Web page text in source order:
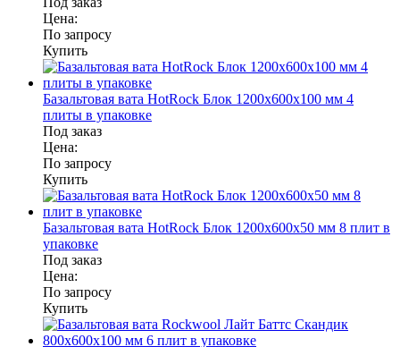
Цена:
По запросу
Купить
Базальтовая вата HotRock Блок 1200x600x100 мм 4
плиты в упаковке
Под заказ
Цена:
По запросу
Купить
Базальтовая вата HotRock Блок 1200x600x50 мм 8 плит в
упаковке
Под заказ
Цена:
По запросу
Купить